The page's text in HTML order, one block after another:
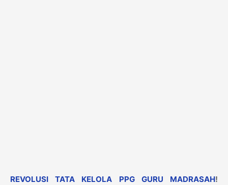
REVOLUSI TATA KELOLA PPG GURU MADRASAH!